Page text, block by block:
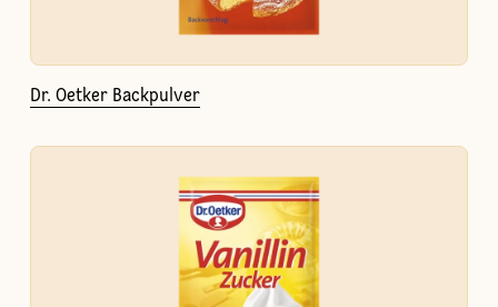
Dr. Oetker Backpulver